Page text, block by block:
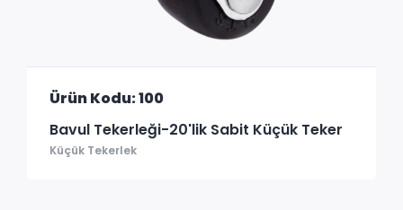
Ürün Kodu: 100
Bavul Tekerleği-20'lik Sabit Küçük Teker
Küçük Tekerlek